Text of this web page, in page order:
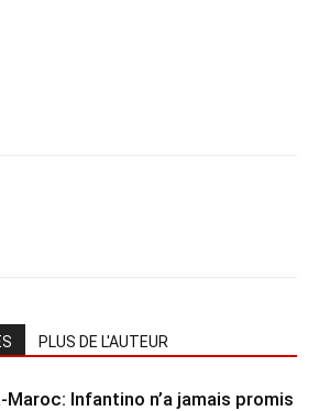
PLUS DE L'AUTEUR
Maroc: Infantino n’a jamais promis